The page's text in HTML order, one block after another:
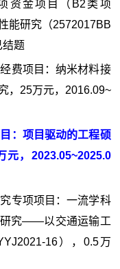
资金项目（B2类项
能研究（2572017BB
题
费项目：纳米材料接
，25万元，2016.09~
：项目驱动的工程硕
，2023.05~2025.0
专项项目：一流学科
研究——以交通运输工
16），0.5万